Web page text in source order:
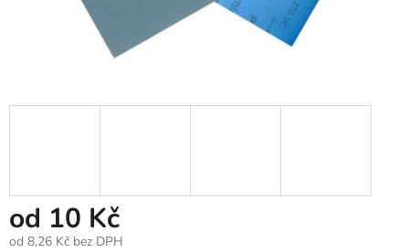
od 10 Kč
od 8,26 Kč bez DPH